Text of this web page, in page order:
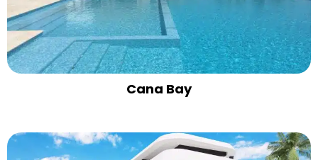
Cana Bay